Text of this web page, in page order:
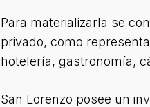
Para materializarla se
privado, como
hotelería, gastronomía,
San Lorenzo posee un